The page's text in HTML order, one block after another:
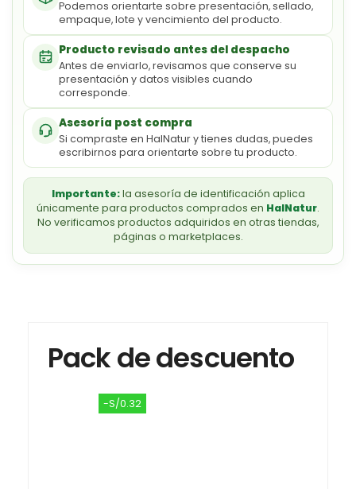
Podemos orientarte sobre presentación, sellado,
empaque, lote y vencimiento del producto.
Producto revisado antes del despacho
Antes de enviarlo, revisamos que conserve su
presentación y datos visibles cuando
corresponde.
Asesoría post compra
Si compraste en HalNatur y tienes dudas, puedes
escribirnos para orientarte sobre tu producto.
Importante:la asesoría de identificación aplica
únicamente para productos comprados en HalNatur.
No verificamos productos adquiridos en otras tiendas,
páginas o marketplaces.
Pack de descuento
-S/0.32